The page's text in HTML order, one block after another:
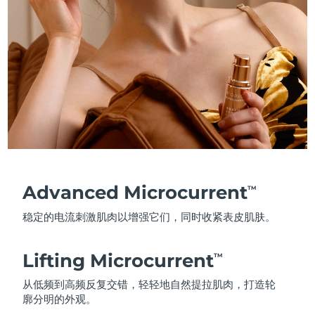
Advanced MicrocurrentTM
稳定的电流刺激肌肉以增强它们，同时收紧表皮肌肤。
Lifting MicrocurrentTM
从低频到高频反复交错，轻轻地自然提拉肌肉，打造轮
廓分明的外观。